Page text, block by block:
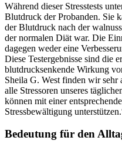
Während dieser Stresstests
Blutdruck der Probanden. Sie
der Blutdruck nach der
der normalen Diät war. Die
dagegen weder eine
Diese Testergebnisse sind die
blutdrucksenkende Wirkung
Sheila G. West finden wir sehr
alle Stressoren unseres
können mit einer
Stressbewältigung
Bedeutung für den